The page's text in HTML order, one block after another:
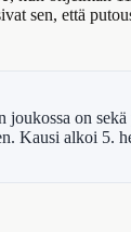
sen, että
joukossa on
Kausi alkoi 5.